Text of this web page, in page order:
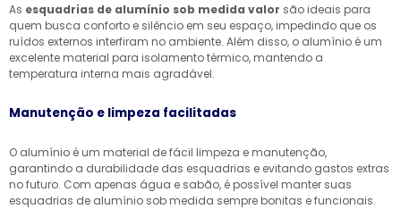
As esquadrias de alumínio sob medida valor são ideais para
quem busca conforto e silêncio em seu espaço, impedindo que os
ruídos externos interfiram no ambiente. Além disso, o alumínio é um
excelente material para isolamento térmico, mantendo a
temperatura interna mais agradável.
Manutenção e limpeza facilitadas
O alumínio é um material de fácil limpeza e manutenção,
garantindo a durabilidade das esquadrias e evitando gastos extras
no futuro. Com apenas água e sabão, é possível manter suas
esquadrias de alumínio sob medida sempre bonitas e funcionais.